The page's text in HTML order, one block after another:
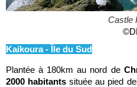
Castle
Kaikoura - Île du Sud
Plantée à 180km au nord de
2000 habitants située au pied